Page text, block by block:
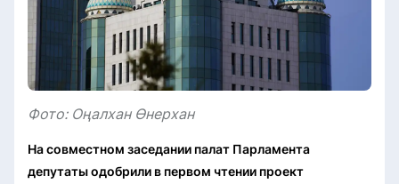
Фото: Оңалхан Өнерхан
На совместном заседании палат Парламента
депутаты одобрили в первом чтении проект